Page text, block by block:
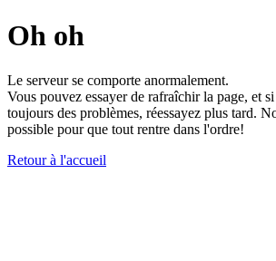
Oh oh
Le serveur se comporte anormalement.
Vous pouvez essayer de rafraîchir la page, et
toujours des problèmes, réessayez plus tard.
possible pour que tout rentre dans l'ordre!
Retour à l'accueil